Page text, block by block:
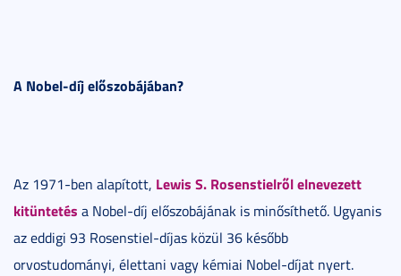
A Nobel-díj előszobájában?
Az 1971-ben alapított, Lewis S. Rosenstielről elnevezett
kitüntetés a Nobel-díj előszobájának is minősíthető. Ugyanis
az eddigi 93 Rosenstiel-díjas közül 36 később
orvostudományi, élettani vagy kémiai Nobel-díjat nyert.